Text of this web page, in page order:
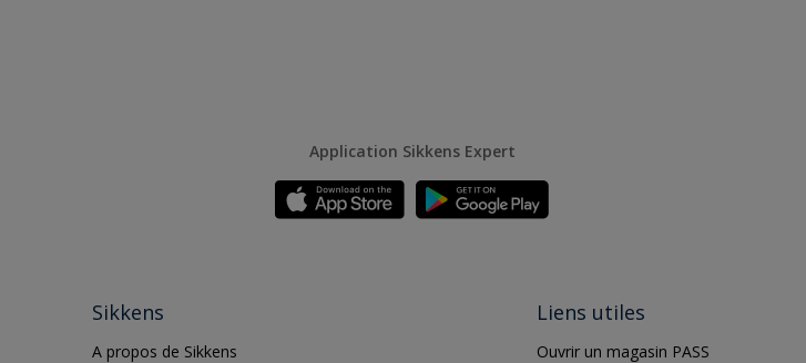
Application Sikkens Expert
Sikkens
A propos de Sikkens
Liens utiles
Ouvrir un magasin PASS